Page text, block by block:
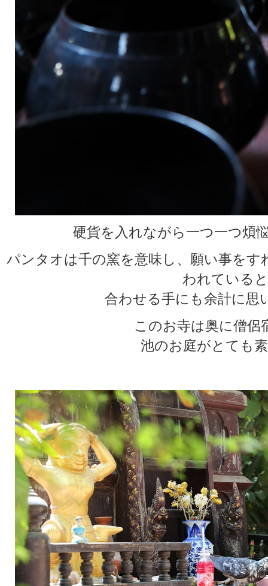
硬貨を入れながら一つ一つ煩
パンタオは千の窯を意味し、願い事を
われている
合わせる手にも余計に思
このお寺は奥に僧侶
池のお庭がとても